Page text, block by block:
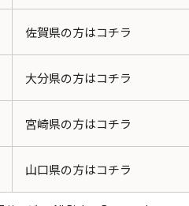
佐賀県の方はコチラ
大分県の方はコチラ
宮崎県の方はコチラ
山口県の方はコチラ